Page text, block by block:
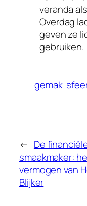
veranda
Overdag
geven ze
gebruiken.
gemak
← De
smaakmaker:
vermogen van
Blijker